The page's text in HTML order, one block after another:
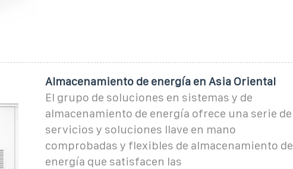
Almacenamiento de energía en Asia Oriental
El grupo de soluciones en sistemas y de
almacenamiento de energía ofrece una serie de
servicios y soluciones llave en mano
comprobadas y flexibles de almacenamiento de
energía que satisfacen las